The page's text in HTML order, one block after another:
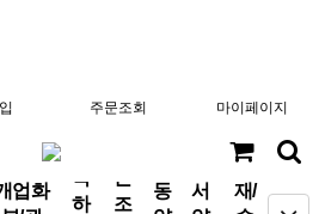
주문조회 마이페이지
업화
축
하
근
조
동
서
분
재/